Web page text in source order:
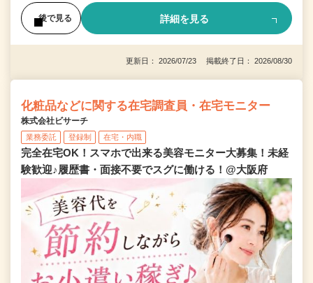
後で見る 詳細を見る
更新日： 2026/07/23 掲載終了日： 2026/08/30
化粧品などに関する在宅調査員・在宅モニター
株式会社ビサーチ
業務委託 登録制 在宅・内職
完全在宅OK！スマホで出来る美容モニター大募集！未経
験歓迎♪履歴書・面接不要でスグに働ける！@大阪府